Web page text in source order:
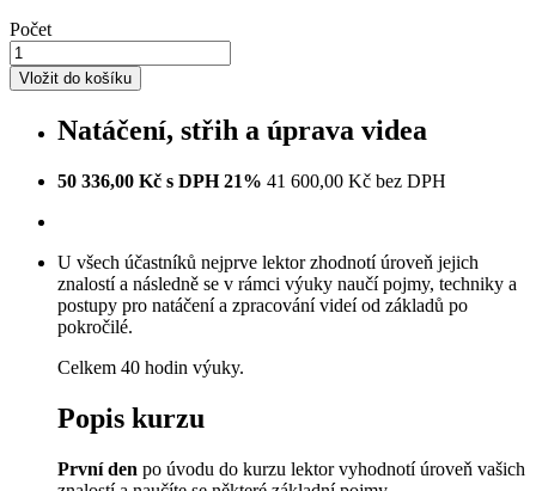
Počet
Vložit do košíku
Natáčení, střih a úprava videa
50 336,00 Kč s DPH 21% 41 600,00 Kč bez DPH
U všech účastníků nejprve lektor zhodnotí úroveň jejich
znalostí a následně se v rámci výuky naučí pojmy, techniky a
postupy pro natáčení a zpracování videí od základů po
pokročilé.
Celkem 40 hodin výuky.
Popis kurzu
První den po úvodu do kurzu lektor vyhodnotí úroveň vašich